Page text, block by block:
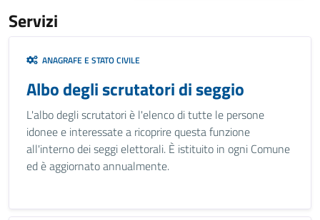
Servizi
ANAGRAFE E STATO CIVILE
Albo degli scrutatori di seggio
L'albo degli scrutatori è l'elenco di tutte le persone
idonee e interessate a ricoprire questa funzione
all'interno dei seggi elettorali. È istituito in ogni Comune
ed è aggiornato annualmente.